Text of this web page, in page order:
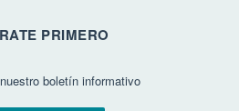
PRIMERO
boletín informativo